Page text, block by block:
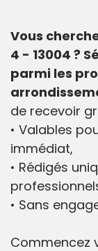
Vous
4 - 13004 ?
parmi les
de recevoir
• Valables
immédiat,
• Rédigés
• Sans
Commencez